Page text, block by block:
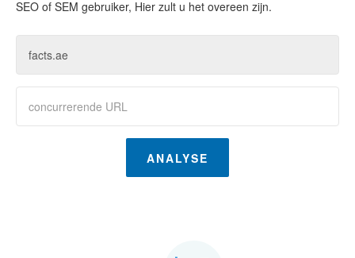
SEO of SEM gebruiker, Hier zult u het overeen zijn.
ANALYSE